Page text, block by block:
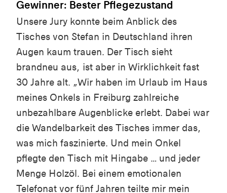
Gewinner: Bester Pflegezustand
Unsere Jury konnte beim Anblick des
Tisches von Stefan in Deutschland ihren
Augen kaum trauen. Der Tisch sieht
brandneu aus, ist aber in Wirklichkeit fast
30 Jahre alt. „Wir haben im Urlaub im Haus
meines Onkels in Freiburg zahlreiche
unbezahlbare Augenblicke erlebt. Dabei war
die Wandelbarkeit des Tisches immer das,
was mich faszinierte. Und mein Onkel
pflegte den Tisch mit Hingabe … und jeder
Menge Holzöl. Bei einem emotionalen
Telefonat vor fünf Jahren teilte mir mein